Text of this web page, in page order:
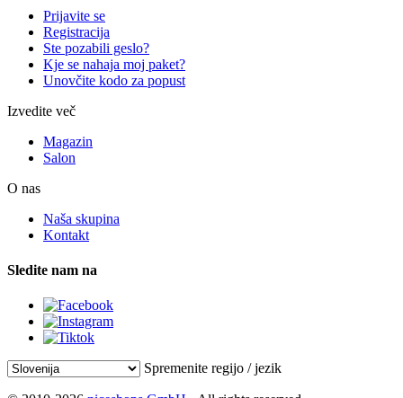
Prijavite se
Registracija
Ste pozabili geslo?
Kje se nahaja moj paket?
Unovčite kodo za popust
Izvedite več
Magazin
Salon
O nas
Naša skupina
Kontakt
Sledite nam na
Spremenite regijo / jezik